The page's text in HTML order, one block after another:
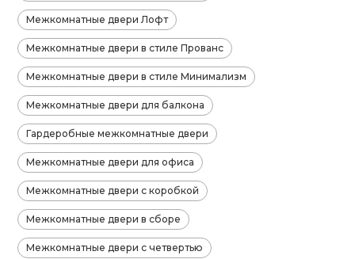
Межкомнатные двери Лофт
Межкомнатные двери в стиле Прованс
Межкомнатные двери в стиле Минимализм
Межкомнатные двери для балкона
Гардеробные межкомнатные двери
Межкомнатные двери для офиса
Межкомнатные двери с коробкой
Межкомнатные двери в сборе
Межкомнатные двери с четвертью